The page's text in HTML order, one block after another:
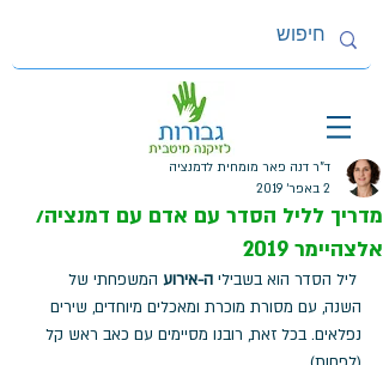
מדריך לליל הסדר עם אדם עם דמנציה/
אלצהיימר 2019
ד"ר דנה פאר מומחית לדמנציה
2 באפר׳ 2019
ה-אירוע המשפחתי של
השנה, עם מסורת מוכרת ומאכלים מיוחדים, שירים
נפלאים. בכל זאת, רובנו מסיימים עם כאב ראש קל